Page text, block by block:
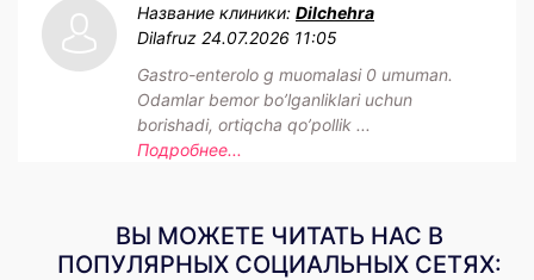
Название клиники: Dilchehra
Dilafruz 24.07.2026 11:05
Gastro-enterolo g muomalasi 0 umuman.
Odamlar bemor bo’lganliklari uchun
borishadi, ortiqcha qo’pollik ...
Подробнее...
ВЫ МОЖЕТЕ ЧИТАТЬ НАС В
ПОПУЛЯРНЫХ СОЦИАЛЬНЫХ СЕТЯХ: